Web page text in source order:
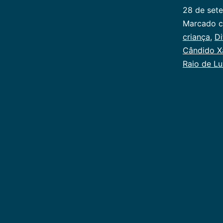
28 de
como
Infancia
Marcado
criança,
Cândido
Raio de